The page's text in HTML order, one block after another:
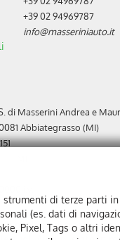
+39 02 94969787
info@masseriniauto.it
di Masserini Andrea e
Abbiategrasso (MI)
obblighi di
di terze parti
(es. dati di
Pixel, Tags o altri